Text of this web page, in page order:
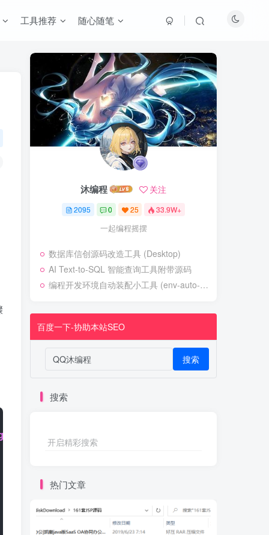
工具推荐 随心随笔
沐编程 关注
2095 0 25 33.9W+
一起编程摇摆
数据库信创源码改造工具 (Desktop)
AI Text-to-SQL 智能查询工具附带源码
编程开发环境自动装配小工具 (env-auto-setup)
百度一下-协助本站SEO
搜索
搜索
开启精彩搜索
热门文章